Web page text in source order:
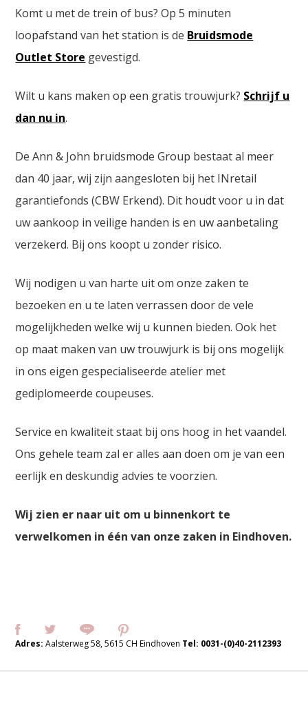
Komt u met de trein of bus? Op 5 minuten
loopafstand van het station is de Bruidsmode
Outlet Store gevestigd.
Wilt u kans maken op een gratis trouwjurk? Schrijf u
dan nu in.
De Ann & John bruidsmode Group bestaat al meer
dan 40 jaar, wij zijn aangesloten bij het INretail
garantiefonds (CBW Erkend). Dit houdt voor u in dat
uw aankoop in veilige handen is en uw aanbetaling
verzekerd. Bij ons koopt u zonder risico.
Wij nodigen u van harte uit om onze zaken te
bezoeken en u te laten verrassen door de vele
mogelijkheden welke wij u kunnen bieden. Ook het
op maat maken van uw trouwjurk is bij ons mogelijk
in ons eigen gespecialiseerde atelier met
gediplomeerde coupeuses.
Service en kwaliteit staat bij ons hoog in het vaandel.
Ons gehele team zal er alles aan doen om je van een
eerlijk en deskundig advies te voorzien.
Wij zien er naar uit om u binnenkort te
verwelkomen in één van onze zaken in Eindhoven.
Adres:Aalsterweg 58, 5615 CH Eindhoven Tel: 0031-(0)40-2112393